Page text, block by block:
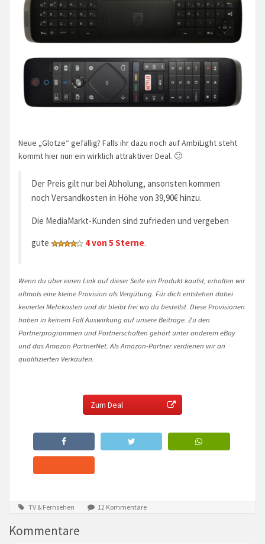
Neue „Glotze“ gefällig? Falls ihr dazu noch auf AmbiLight steht
kommt hier nun ein wirklich attraktiver Deal. 🙂
Der Preis gilt nur bei Abholung, ansonsten kommen
noch Versandkosten in Höhe von 39,90€ hinzu.
Die MediaMarkt-Kunden sind zufrieden und vergeben
gute
4 von 5 Sterne.
Wenn du über einen Link auf dieser Seite ein Produkt kaufst, erhalten wir
oftmals eine kleine Provision als Vergütung. Für dich entstehen dabei
keinerlei Mehrkosten und dir bleibt frei wo du bestellst. Diese Provisionen
haben in keinem Fall Auswirkung auf unsere Beiträge. Zu den
Partnerprogrammen und Partnerschaften gehört unter anderem eBay
und das Amazon PartnerNet. Als Amazon-Partner verdienen wir an
qualifizierten Verkäufen.
Zum Deal
TV & Fernsehen 12 Kommentare
Kommentare